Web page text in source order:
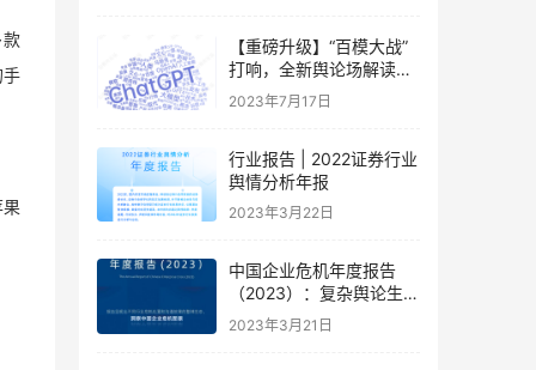
手
果
【重磅升级】“百模大战”
打响，全新舆论场解读AI
大模型热潮
2023年7月17日
行业报告 | 2022证券行业
舆情分析年报
2023年3月22日
中国企业危机年度报告
（2023）：复杂舆论生态
下的企业危机应对新思路
2023年3月21日